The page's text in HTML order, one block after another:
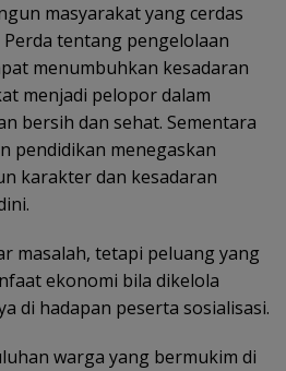
masyarakat yang cerdas
tentang pengelolaan
menumbuhkan kesadaran
menjadi pelopor dalam
bersih dan sehat. Sementara
pendidikan menegaskan
karakter dan kesadaran
masalah, tetapi peluang yang
ekonomi bila dikelola
di hadapan peserta sosialisasi.
warga yang bermukim di